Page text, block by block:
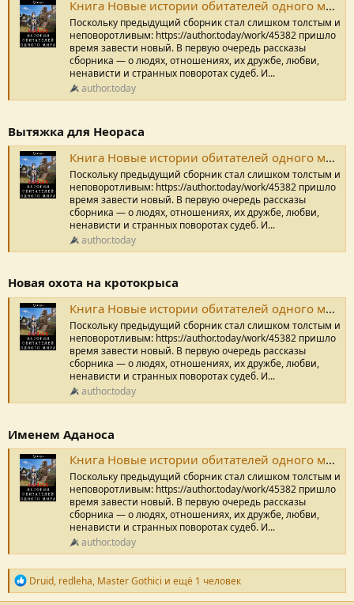
Книга Новые истории обитателей одного мира, «Чтоб мне рому не пить!», Дикарь читать онлайн
Поскольку предыдущий сборник стал слишком толстым и
неповоротливым: https://author.today/work/45382 пришло
время завести новый. В первую очередь рассказы
сборника — о людях, отношениях, их дружбе, любви,
ненависти и странных поворотах судеб. И...
author.today
Вытяжка для Неораса
Книга Новые истории обитателей одного мира, Вытяжка для Неораса, Дикарь читать онлайн
Поскольку предыдущий сборник стал слишком толстым и
неповоротливым: https://author.today/work/45382 пришло
время завести новый. В первую очередь рассказы
сборника — о людях, отношениях, их дружбе, любви,
ненависти и странных поворотах судеб. И...
author.today
Новая охота на кротокрыса
Книга Новые истории обитателей одного мира, Новая охота на кротокрыса, Дикарь читать онлайн
Поскольку предыдущий сборник стал слишком толстым и
неповоротливым: https://author.today/work/45382 пришло
время завести новый. В первую очередь рассказы
сборника — о людях, отношениях, их дружбе, любви,
ненависти и странных поворотах судеб. И...
author.today
Именем Аданоса
Книга Новые истории обитателей одного мира, Именем Аданоса, Дикарь читать онлайн
Поскольку предыдущий сборник стал слишком толстым и
неповоротливым: https://author.today/work/45382 пришло
время завести новый. В первую очередь рассказы
сборника — о людях, отношениях, их дружбе, любви,
ненависти и странных поворотах судеб. И...
author.today
Р
е
Druid, redleha, Master Gothici и ещё 1 человек